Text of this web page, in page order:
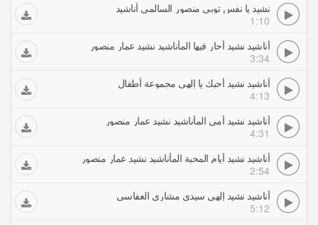
نشيد يا نفس توبي منصور السالمي أناشيد
1:10
أناشيد نشيد أحار فيها المأناشيد نشيد عمار منصور
3:34
أناشيد نشيد أحبك يا إلهي مجموعة أطفال
4:13
أناشيد نشيد أمي المأناشيد نشيد عمار منصور
4:31
أناشيد نشيد أيام المحبة المأناشيد نشيد عمار منصور
2:54
أناشيد نشيد إلهي سيدي مشاري العفاسي
5:12